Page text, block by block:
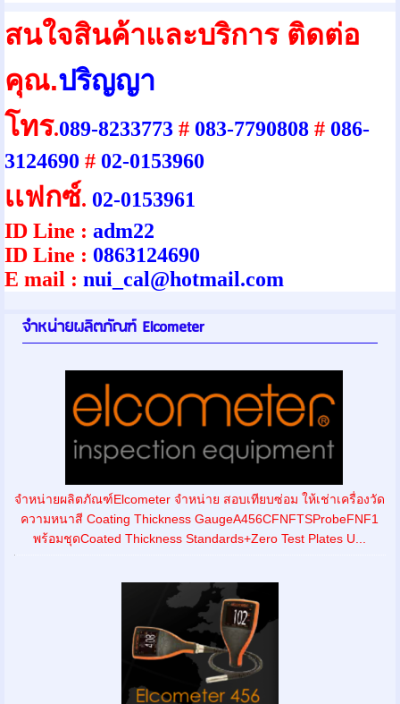
สนใจสินค้าและบริการ ติดต่อ
คุณ.ปริญญา
โทร.089-8233773# 083-7790808# 086-
3124690 # 02-0153960
เเฟกซ์. 02-0153961
ID Line : adm22
ID Line : 0863124690
E mail : nui_cal@hotmail.com
จําหน่ายผลิตภัณฑ์ Elcometer
จําหน่ายผลิตภัณฑ์Elcometer จำหน่าย สอบเทียบซ่อม ให้เช่าเครื่องวัด
ความหนาสี Coating Thickness GaugeA456CFNFTSProbeFNF1
พร้อมชุดCoated Thickness Standards+Zero Test Plates U...